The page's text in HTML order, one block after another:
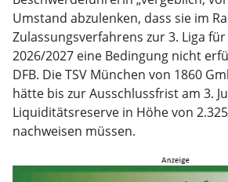
Umstand abzulenken, dass sie im
Zulassungsverfahrens zur 3. Liga
2026/2027 eine Bedingung nicht
DFB. Die TSV München von 1860
hätte bis zur Ausschlussfrist am 3.
Liquiditätsreserve in Höhe von
nachweisen müssen.